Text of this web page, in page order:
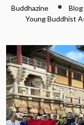
Buddhazine Blog
Young Buddhist